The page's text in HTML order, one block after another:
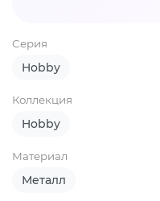
Серия
Hobby
Коллекция
Hobby
Материал
Металл